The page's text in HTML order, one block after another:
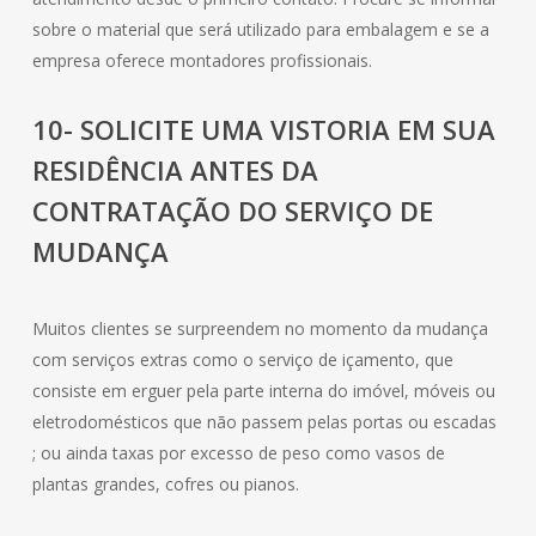
sobre o material que será utilizado para embalagem e se a
empresa oferece montadores profissionais.
10- SOLICITE UMA VISTORIA EM SUA
RESIDÊNCIA ANTES DA
CONTRATAÇÃO DO SERVIÇO DE
MUDANÇA
Muitos clientes se surpreendem no momento da mudança
com serviços extras como o serviço de içamento, que
consiste em erguer pela parte interna do imóvel, móveis ou
eletrodomésticos que não passem pelas portas ou escadas
; ou ainda taxas por excesso de peso como vasos de
plantas grandes, cofres ou pianos.